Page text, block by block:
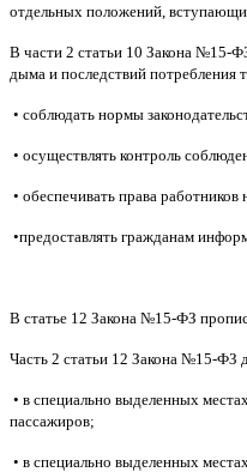
отдельных положений,
В части 2 статьи 10 Закона №15-
дыма и последствий потребления
• соблюдать нормы
• осуществлять контроль
• обеспечивать права
•предоставлять гражданам
В статье 12 Закона №15-ФЗ
Часть 2 статьи 12 Закона №15-ФЗ
• в специально выделенных
пассажиров;
• в специально выделенных